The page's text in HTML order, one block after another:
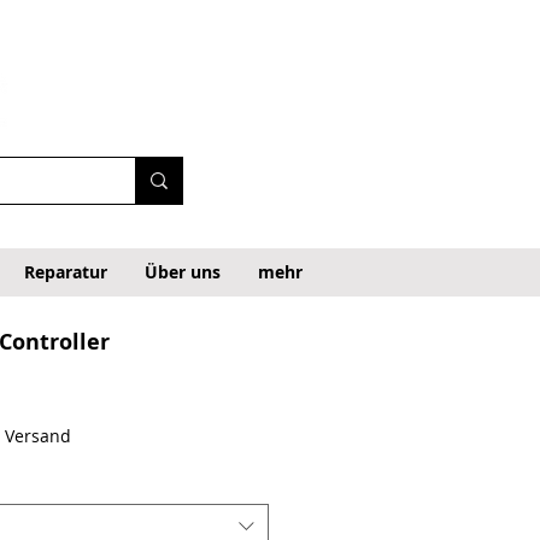
Reparatur Über uns mehr
Controller
Versand